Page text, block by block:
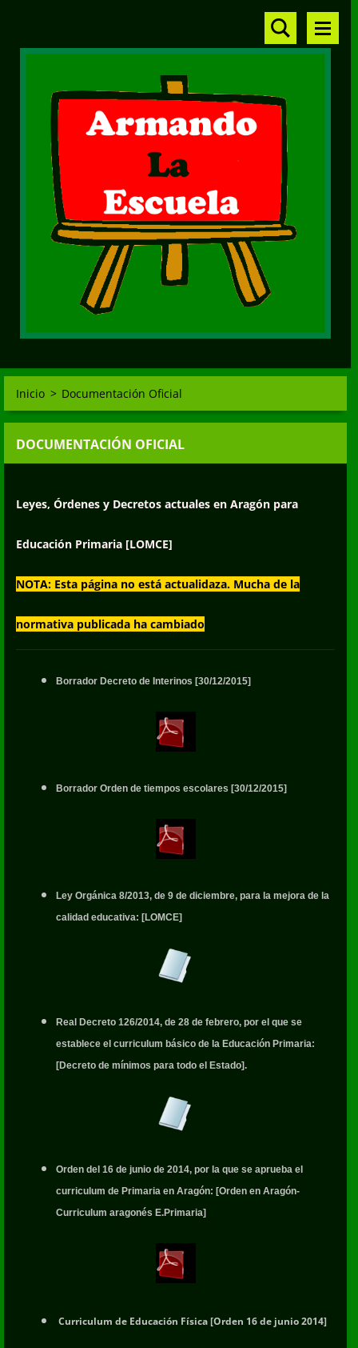
Inicio > Documentación Oficial
DOCUMENTACIÓN OFICIAL
Leyes, Órdenes y Decretos actuales en Aragón para
Educación Primaria [LOMCE]
NOTA: Esta página no está actualidaza. Mucha de la
normativa publicada ha cambiado
Borrador Decreto de Interinos [30/12/2015]
Borrador Orden de tiempos escolares [30/12/2015]
Ley Orgánica 8/2013, de 9 de diciembre, para la mejora de la
calidad educativa: [LOMCE]
Real Decreto 126/2014, de 28 de febrero, por el que se
establece el curriculum básico de la Educación Primaria:
[Decreto de mínimos para todo el Estado].
Orden del 16 de junio de 2014, por la que se aprueba el
curriculum de Primaria en Aragón: [Orden en Aragón-
Curriculum aragonés E.Primaria]
Curriculum de Educación Física [Orden 16 de junio 2014]